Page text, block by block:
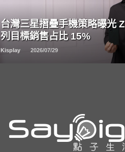
台灣三星摺疊手機策略曝光
列目標銷售占比 15%
Kisplay 2026/07/29